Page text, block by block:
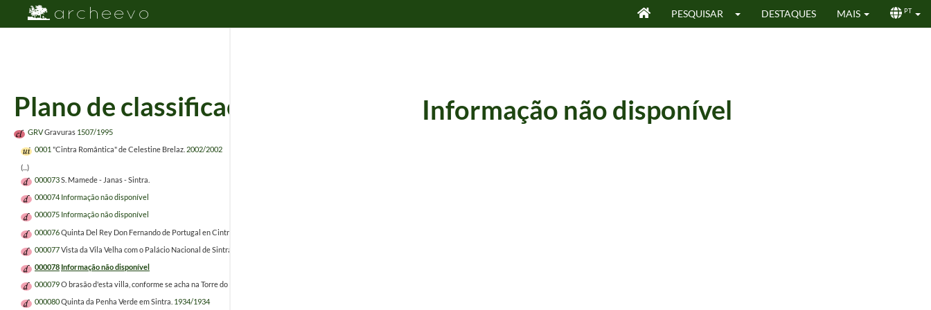
PESQUISAR DESTAQUES MAIS PT
Plano de classificação
GRVGravuras 1507/1995
0001 "Cintra Romântica" de Celestine Brelaz. 2002/2002
(...)
000073S. Mamede - Janas - Sintra.
000074 Informação não disponível
000075 Informação não disponível
000076Quinta Del Rey Don Fernando de Portugal en Cintra.
000077Vista da Vila Velha com o Palácio Nacional de Sintra e a Igreja de S. Martinho.
000078 Informação não disponível
000079O brasão d'esta villa, conforme se acha na Torre do Tombo, representa um castello sobre uma serra, e em campo verde.
000080Quinta da Penha Verde em Sintra. 1934/1934
Informação não disponível